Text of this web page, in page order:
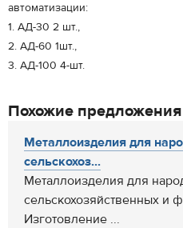
автоматизации:
1. АД-30 2 шт.,
2. АД-60 1шт.,
3. АД-100 4-шт.
Похожие предложения
Металлоизделия для
сельскохоз...
Металлоизделия для
сельскохозяйственных и
Изготовление ...